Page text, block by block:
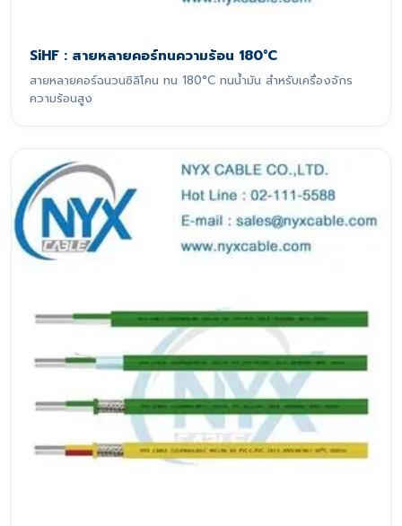
SiHF : สายหลายคอร์ทนความร้อน 180°C
สายหลายคอร์ฉนวนซิลิโคน ทน 180°C ทนน้ำมัน สำหรับเครื่องจักร
ความร้อนสูง